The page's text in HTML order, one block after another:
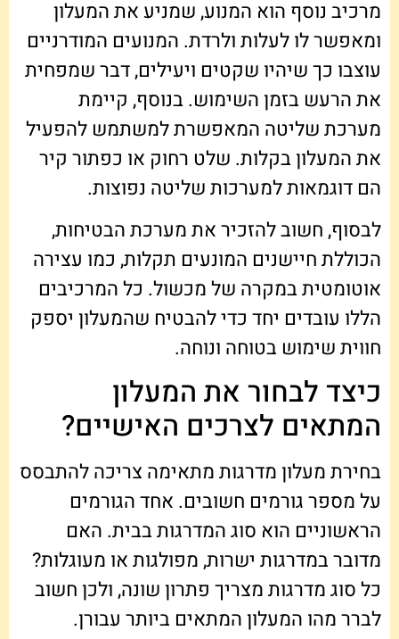
מרכיב נוסף הוא המנוע, שמניע את המעלון
ומאפשר לו לעלות ולרדת. המנועים המודרניים
עוצבו כך שיהיו שקטים ויעילים, דבר שמפחית
את הרעש בזמן השימוש. בנוסף, קיימת
מערכת שליטה המאפשרת למשתמש להפעיל
את המעלון בקלות. שלט רחוק או כפתור קיר
הם דוגמאות למערכות שליטה נפוצות.
לבסוף, חשוב להזכיר את מערכת הבטיחות,
הכוללת חיישנים המונעים תקלות, כמו עצירה
אוטומטית במקרה של מכשול. כל המרכיבים
הללו עובדים יחד כדי להבטיח שהמעלון יספק
חווית שימוש בטוחה ונוחה.
כיצד לבחור את המעלון
המתאים לצרכים האישיים?
בחירת מעלון מדרגות מתאימה צריכה להתבסס
על מספר גורמים חשובים. אחד הגורמים
הראשוניים הוא סוג המדרגות בבית. האם
מדובר במדרגות ישרות, מפולגות או מעוגלות?
כל סוג מדרגות מצריך פתרון שונה, ולכן חשוב
לברר מהו המעלון המתאים ביותר עבורן.